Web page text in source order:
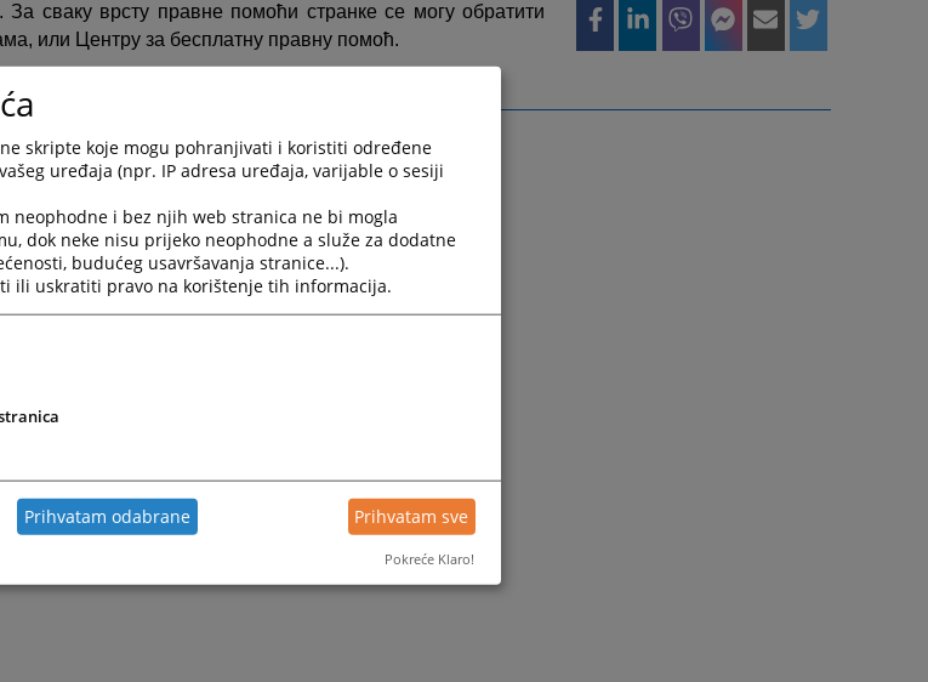
За сваку врсту правне помоћи странке се могу обратити
или Центру за бесплатну правну помоћ.
skripte koje mogu pohranjivati i koristiti određene
uređaja (npr. IP adresa uređaja, varijable o sesiji
neophodne i bez njih web stranica ne bi mogla
dok neke nisu prijeko neophodne a služe za dodatne
budućeg usavršavanja stranice...).
ili uskratiti pravo na korištenje tih informacija.
Prihvatam odabrane Prihvatam sve
Pokreće Klaro!